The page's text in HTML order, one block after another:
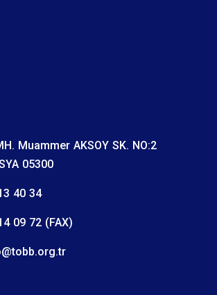
Muammer AKSOY SK. NO:2
05300
40 34
09 72 (FAX)